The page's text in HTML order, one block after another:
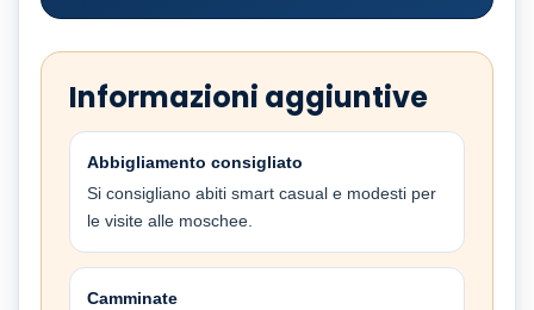
Informazioni aggiuntive
Abbigliamento consigliato
Si consigliano abiti smart casual e modesti per
le visite alle moschee.
Camminate